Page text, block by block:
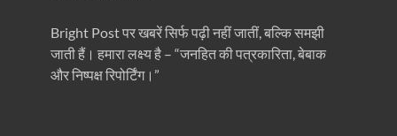
Bright Post पर खबरें सिर्फ पढ़ी नहीं जातीं, बल्कि समझी
जाती हैं। हमारा लक्ष्य है – “जनहित की पत्रकारिता, बेबाक
और निष्पक्ष रिपोर्टिंग।”